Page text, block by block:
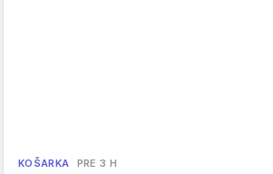
KOŠARKA PRE 3 H